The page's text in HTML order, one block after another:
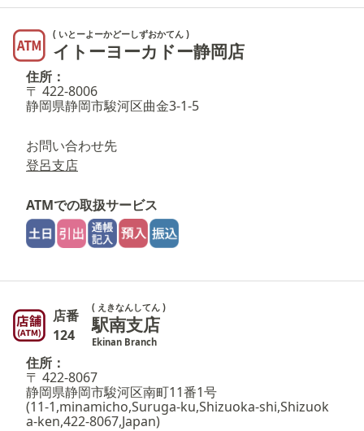
( いとーよーかどーしずおかてん )
イトーヨーカドー静岡店
住所：
〒 422-8006
静岡県静岡市駿河区曲金3-1-5
お問い合わせ先
登呂支店
ATMでの取扱サービス
店番
124
( えきなんしてん )
駅南支店
Ekinan Branch
住所：
〒 422-8067
静岡県静岡市駿河区南町11番1号
(11-1,minamicho,Suruga-ku,Shizuoka-shi,Shizuok
a-ken,422-8067,Japan)